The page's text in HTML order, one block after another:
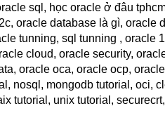
sql, học oracle ở đâu
oracle database là gì, oracle
tunning, sql tunning , oracle
cloud, oracle security,
oracle oca, oracle ocp,
nosql, mongodb tutorial, oci,
tutorial, unix tutorial,